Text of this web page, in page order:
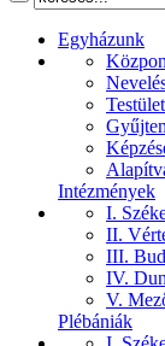
Egyházunk
Intézmények
I.
II.
III.
IV.
V.
Plébániák